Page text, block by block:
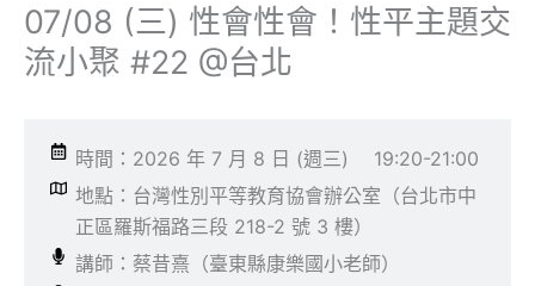
07/08 (三) 性會性會！性平主題交
流小聚 #22 @台北
時間：2026 年 7 月 8 日 (週三) 19:20-21:00
地點：台灣性別平等教育協會辦公室（台北市中
正區羅斯福路三段 218-2 號 3 樓）
講師：蔡昔熹（臺東縣康樂國小老師）